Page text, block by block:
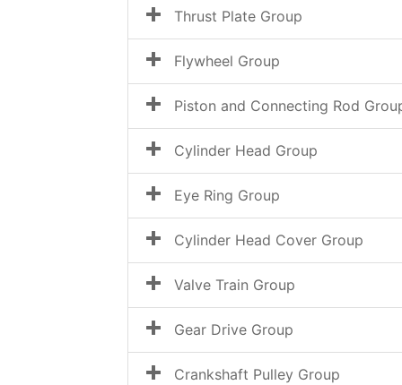
Thrust Plate Group
Flywheel Group
Piston and Connecting Rod
Cylinder Head Group
Eye Ring Group
Cylinder Head Cover Group
Valve Train Group
Gear Drive Group
Crankshaft Pulley Group